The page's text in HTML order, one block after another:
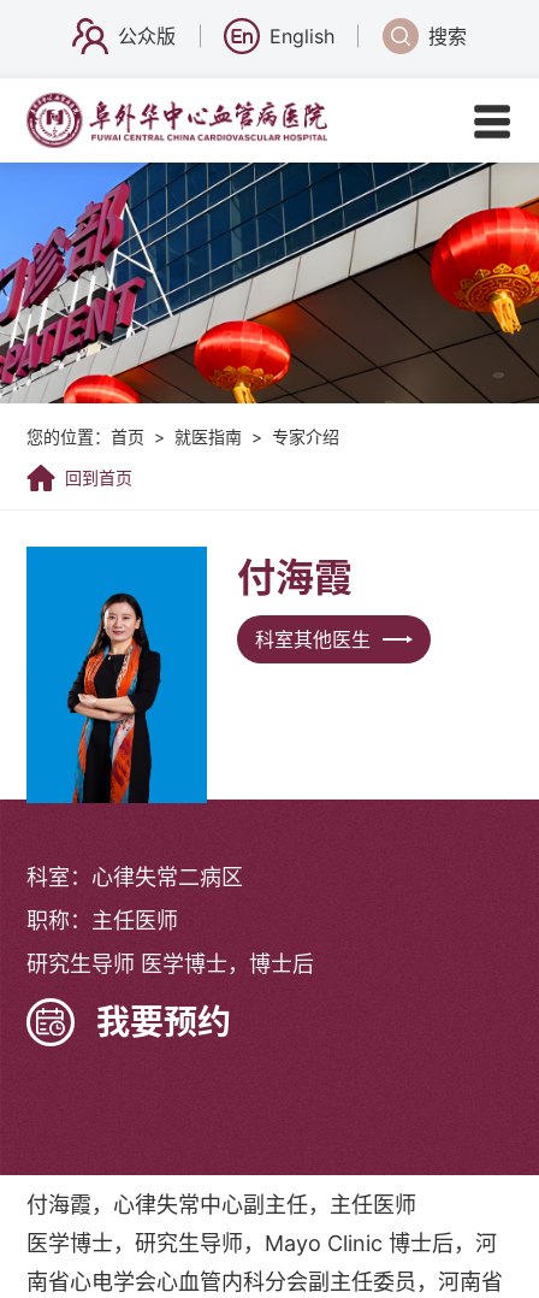
公众版 English 搜索
您的位置：首页 > 就医指南 > 专家介绍
回到首页
付海霞
科室其他医生
科室：心律失常二病区
职称：主任医师
研究生导师 医学博士，博士后
我要预约
付海霞，心律失常中心副主任，主任医师
医学博士，研究生导师，Mayo Clinic 博士后，河
南省心电学会心血管内科分会副主任委员，河南省